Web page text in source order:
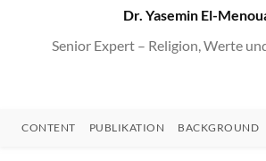
Dr. Yasemin El-
Senior Expert – Religion, Werte
CONTENT PUBLIKATION BACKGROUND